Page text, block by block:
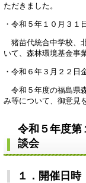
ただきました。
・令和５年１０月３１
猪苗代統合中学校、
いて、森林環境基金事
・令和６年３月２２日
令和５年度の福島県
み等について、御意見
令和５年度第
談会
１．開催日時